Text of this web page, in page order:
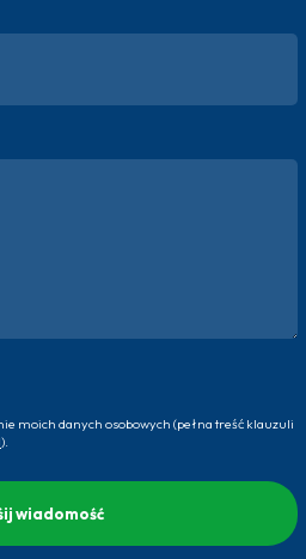
moich danych osobowych (pełna treść klauzuli
).